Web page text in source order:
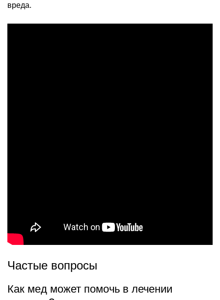
вреда.
Частые вопросы
Как мед может помочь в лечении